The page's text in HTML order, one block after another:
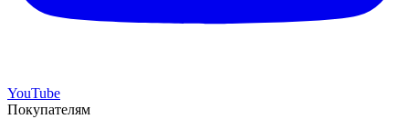
YouTube
Покупателям